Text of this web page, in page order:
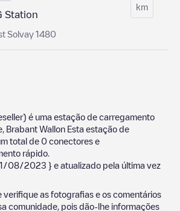
Station
Solvay 1480
km
é uma estação de carregamento
Brabant Wallon Esta estação de
total de 0 conectores e
rápido.
08/2023 } e atualizado pela última vez
verifique as fotografias e os comentários
comunidade, pois dão-lhe informações